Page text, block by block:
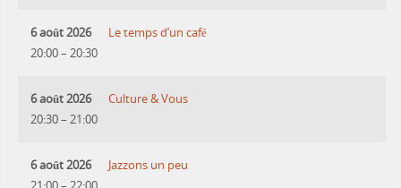
6 août 2026
20:00– 20:30
Le temps d’un café
6 août 2026
20:30– 21:00
Culture & Vous
6 août 2026
Jazzons un peu